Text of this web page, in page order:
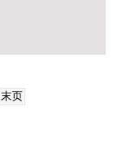
末页